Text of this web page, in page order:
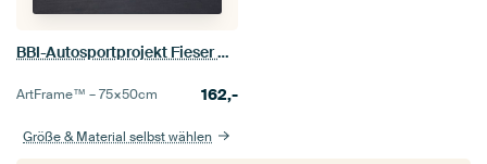
BBI-Autosportprojekt Fieser Porsche 911
ArtFrame™ –75×50cm 162,-
Größe & Material selbst wählen